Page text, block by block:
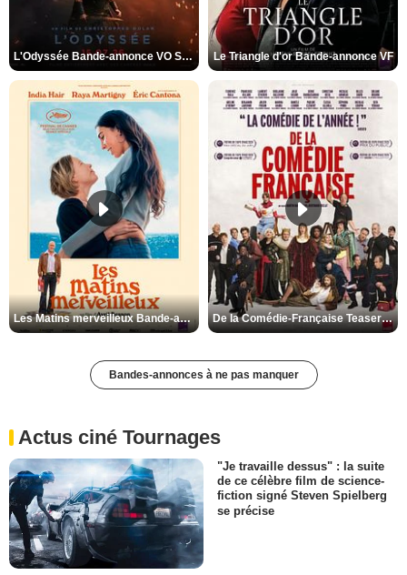
L'Odyssée Bande-annonce VO STFR Le Triangle d'or Bande-annonce VF
Les Matins merveilleux Bande-annonce VF De la Comédie-Française Teaser VF
Bandes-annonces à ne pas manquer
Actus ciné Tournages
"Je travaille dessus" : la suite
de ce célèbre film de science-
fiction signé Steven Spielberg
se précise